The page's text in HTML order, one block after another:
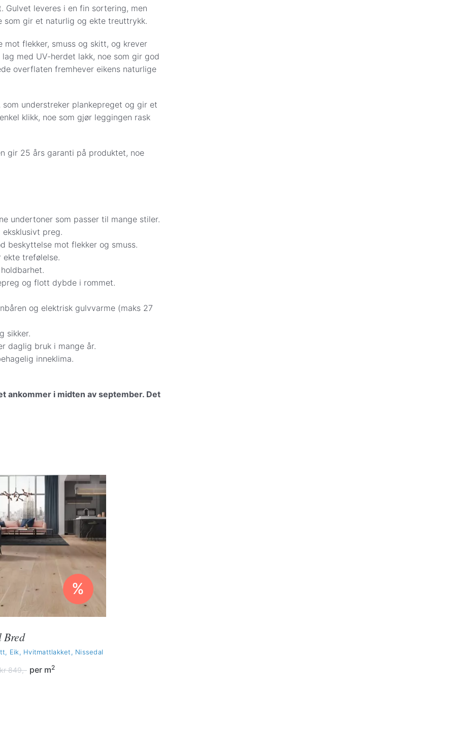
redusere risiko for riper i overflaten.
(rødsprit/vann 50/50, flekkfjerner osv.)
beholde sitt flotte utseende i mange
Kr 299
er bestilt hos leverandør eller
deg for å avtale eksakt dag og sted
er dekket av kredittkjøpsloven.
levering.
Pay direkte i kassen.
leveres i en fin sortering, men
gir et naturlig og ekte treuttrykk.
flekker, smuss og skitt, og krever
med UV-herdet lakk, noe som gir god
overflaten fremhever eikens naturlige
understreker plankepreget og gir et
klikk, noe som gjør leggingen rask
gir 25 års garanti på produktet, noe
undertoner som passer til mange stiler.
preg.
beskyttelse mot flekker og smuss.
ekte trefølelse.
og flott dybde i rommet.
og elektrisk gulvvarme (maks 27
sikker.
daglig bruk i mange år.
inneklima.
ankommer i midten av september. Det
%
Bred
Eik, Hvitmattlakket, Nissedal
kr849,- per m2